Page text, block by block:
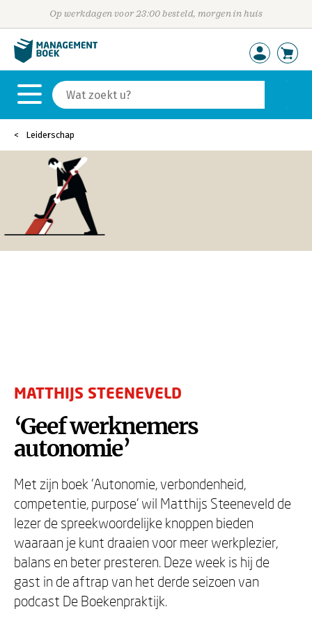
Op werkdagen voor 23:00 besteld, morgen in huis
Leiderschap
MATTHIJS STEENEVELD
‘Geef werknemers
autonomie’
Met zijn boek 'Autonomie, verbondenheid,
competentie, purpose' wil Matthijs Steeneveld de
lezer de spreekwoordelijke knoppen bieden
waaraan je kunt draaien voor meer werkplezier,
balans en beter presteren. Deze week is hij de
gast in de aftrap van het derde seizoen van
podcast De Boekenpraktijk.